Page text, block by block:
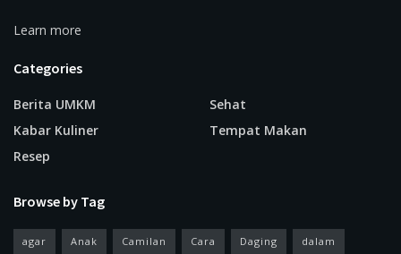
Learn more
Categories
Berita UMKM
Kabar Kuliner
Resep
Sehat
Tempat Makan
Browse by Tag
agar Anak Camilan Cara Daging dalam